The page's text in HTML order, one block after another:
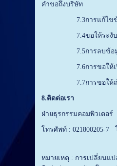
คำขอถึงบริษัท
7.3การแก้ไขข้อมูลส่
7.4ขอให้ระงับการ
7.5การลบข้อมูลส่วน
7.6การขอให้เปิดเผ
7.7การขอให้ถ่ายโ
8.ติดต่อเรา
ฝ่ายธุรกรรมคอมพิวเตอร์
โทรศัพท์ : 021800205-7
หมายเหตุ : การเปลี่ยนแ